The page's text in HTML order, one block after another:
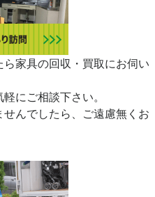
家具の回収・買取にお伺い
にご相談下さい。
んでしたら、ご遠慮無くお